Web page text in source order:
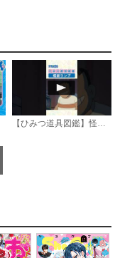
【ひみつ道具図鑑】怪談ランプ #ドラえもん #doraemon #ひみつ道具